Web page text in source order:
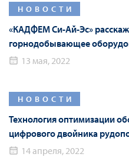
НОВОСТИ
«КАДФЕМ Си-Ай-Эс»
горнодобывающее
на российские аналоги с
13 мая, 2022
НОВОСТИ
Технология оптимизации
цифрового двойника
Mining World Russia 2022
14 апреля, 2022